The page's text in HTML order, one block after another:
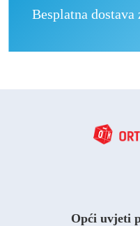
Besplatna dostava
Opći uvjeti